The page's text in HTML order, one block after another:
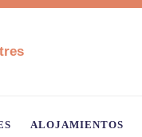
ALOJAMIENTOS